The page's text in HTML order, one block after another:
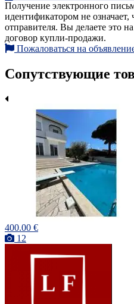
Получение электронного
идентификатором не
отправителя. Вы делаете это
договор купли-продажи.
Пожаловаться на
Сопутствующие
400.00 €
12